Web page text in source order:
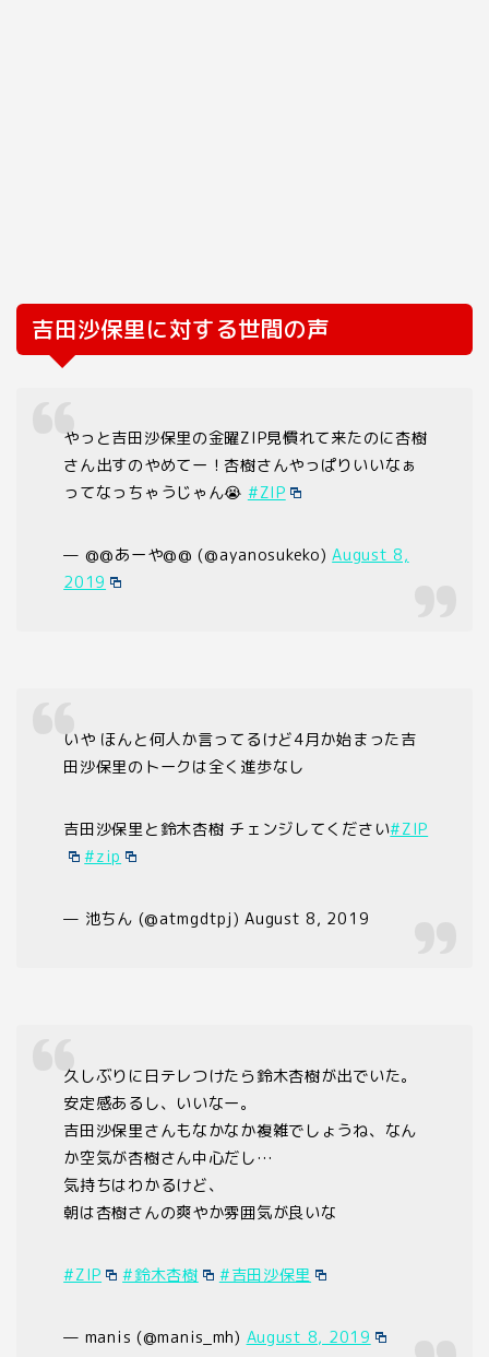
吉田沙保里に対する世間の声
やっと吉田沙保里の金曜ZIP見慣れて来たのに杏樹
さん出すのやめてー！杏樹さんやっぱりいいなぁ
ってなっちゃうじゃん😭 #ZIP
— @@あーや@@ (@ayanosukeko)August 8,
2019
いや ほんと何人か言ってるけど4月か始まった吉
田沙保里のトークは全く進歩なし
吉田沙保里と鈴木杏樹 チェンジしてください#ZIP
#zip
— 池ちん (@atmgdtpj) August 8, 2019
久しぶりに日テレつけたら鈴木杏樹が出でいた。
安定感あるし、いいなー。
吉田沙保里さんもなかなか複雑でしょうね、なん
か空気が杏樹さん中心だし…
気持ちはわかるけど、
朝は杏樹さんの爽やか雰囲気が良いな
#ZIP #鈴木杏樹 #吉田沙保里
— manis (@manis_mh) August 8, 2019